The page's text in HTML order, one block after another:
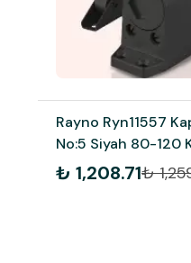
Rayno Ryn11557
No:5 Siyah 80-120
₺ 1,208.71₺